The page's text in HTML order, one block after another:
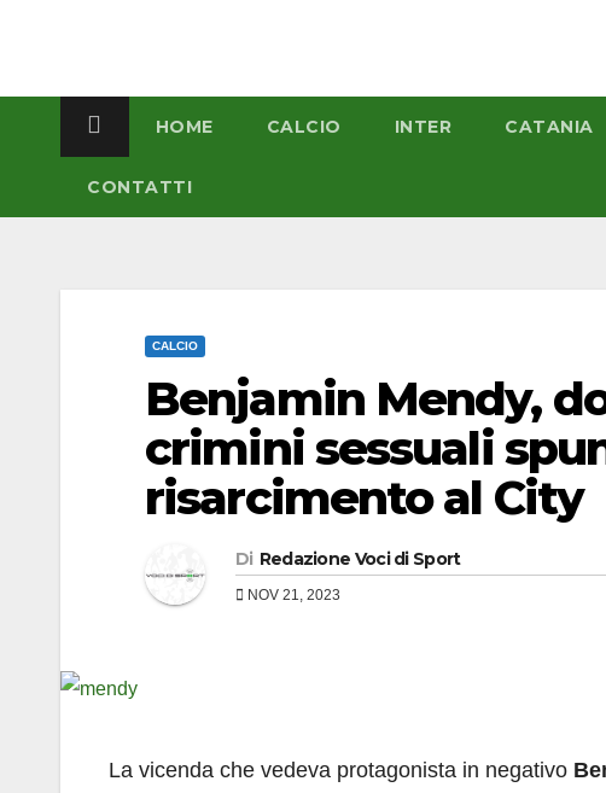
HOME CALCIO INTER CATANIA
CONTATTI
CALCIO
Benjamin Mendy,
crimini sessuali
risarcimento al City
Di Redazione Voci di Sport
NOV 21, 2023
La vicenda che vedeva protagonista in negativo